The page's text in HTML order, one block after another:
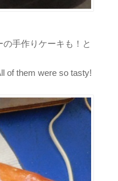
手作りケーキも！と
of them were so tasty!